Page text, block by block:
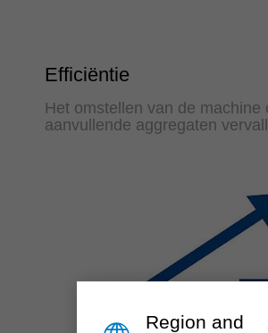
Efficiëntie
Het omstellen van de machine
aanvullende aggregaten
Region and